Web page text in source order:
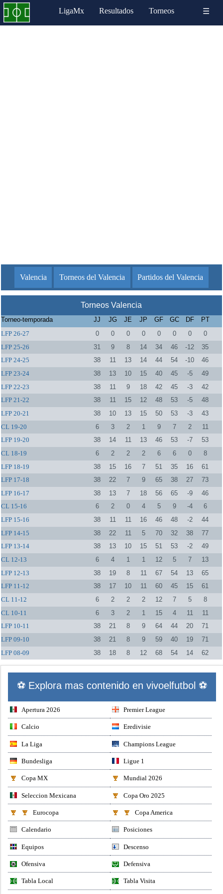
LigaMx Resultados Torneos ☰
Valencia Torneos del Valencia Partidos del Valencia
Torneos Valencia
Torneo-temporada JJ JG JE JP GF GC DF
PT
LFP 26-27
0 0 0 0 0 0 0
0
LFP 25-26
31 9 8 14 34 46 -12
35
LFP 24-25
38 11 13 14 44 54 -10
46
LFP 23-24
38 13 10 15 40 45 -5
49
LFP 22-23
38 11 9 18 42 45 -3
42
LFP 21-22
38 11 15 12 48 53 -5
48
LFP 20-21
38 10 13 15 50 53 -3
43
CL 19-20
6 3 2 1 9 7 2
11
LFP 19-20
38 14 11 13 46 53 -7
53
CL 18-19
6 2 2 2 6 6 0
8
LFP 18-19
38 15 16 7 51 35 16
61
LFP 17-18
38 22 7 9 65 38 27
73
LFP 16-17
38 13 7 18 56 65 -9
46
CL 15-16
6 2 0 4 5 9 -4
6
LFP 15-16
38 11 11 16 46 48 -2
44
LFP 14-15
38 22 11 5 70 32 38
77
LFP 13-14
38 13 10 15 51 53 -2
49
CL 12-13
6 4 1 1 12 5 7
13
LFP 12-13
38 19 8 11 67 54 13
65
LFP 11-12
38 17 10 11 60 45 15
61
CL 11-12
6 2 2 2 12 7 5
8
CL 10-11
6 3 2 1 15 4 11
11
LFP 10-11
38 21 8 9 64 44 20
71
LFP 09-10
38 21 8 9 59 40 19
71
LFP 08-09
38 18 8 12 68 54 14 62
⚽ Explora mas contenido en vivoelfutbol ⚽
Apertura 2026 Premier League
Calcio Eredivisie
La Liga Champions League
Bundesliga Ligue 1
Copa MX Mundial 2026
Seleccion Mexicana Copa Oro 2025
Eurocopa Copa America
Calendario Posiciones
Equipos Descenso
Ofensiva Defensiva
Tabla Local Tabla Visita